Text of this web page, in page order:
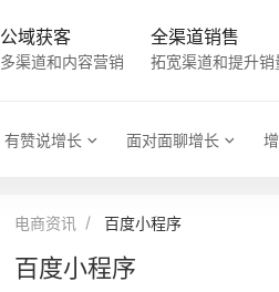
公域获客
多渠道和内容营销
全渠道销售
拓宽渠道和提升销
有赞说增长 面对面聊增长
电商资讯 百度小程序
百度小程序